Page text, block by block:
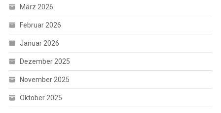
März 2026
Februar 2026
Januar 2026
Dezember 2025
November 2025
Oktober 2025